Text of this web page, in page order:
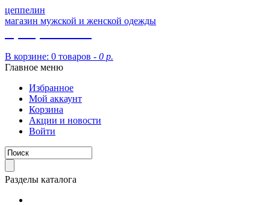
цеппелин
магазин мужской и женской одежды
В корзине: 0 товаров - 0 р.
Главное меню
Избранное
Мой аккаунт
Корзина
Акции и новости
Войти
Разделы каталога